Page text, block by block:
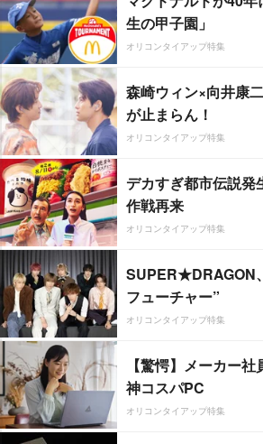
生の甲子園」
オリコンタイアップ特集
森崎ウィン×向井康
が止まらん！
オリコンタイアップ特集
デカすぎ都市伝説
作戦再来
オリコンタイアップ特集
SUPER★DRAGON
フューチャー”
オリコンタイアップ特集
【驚愕】メーカー
神コスパPC
オリコンタイアップ特集